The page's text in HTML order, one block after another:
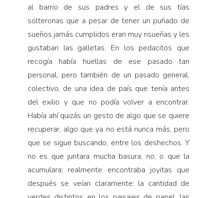
al barrio de sus padres y el de sus tías
solteronas que a pesar de tener un puñado de
sueños jamás cumplidos eran muy risueñas y les
gustaban las galletas. En los pedacitos que
recogía había huellas de ese pasado tan
personal, pero también de un pasado general,
colectivo, de una idea de país que tenía antes
del exilio y que no podía volver a encontrar.
Había ahí quizás un gesto de algo que se quiere
recuperar, algo que ya no está nunca más, pero
que se sigue buscando, entre los deshechos. Y
no es que juntara mucha basura, no, o que la
acumulara; realmente encontraba joyitas que
después se veían claramente: la cantidad de